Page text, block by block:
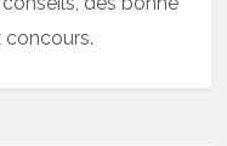
concours.